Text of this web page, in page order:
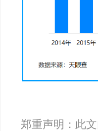
郑重声明：此